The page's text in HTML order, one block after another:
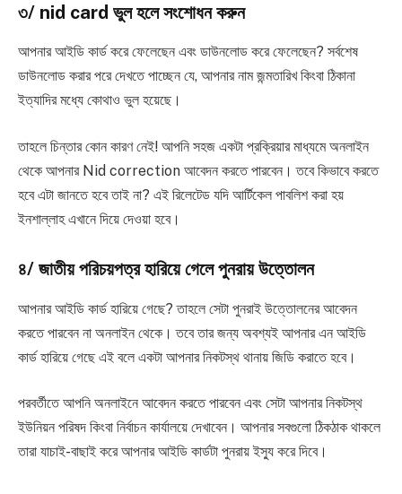
৩/ nid card ভুল হলে সংশোধন করুন
আপনার আইডি কার্ড করে ফেলেছেন এবং ডাউনলোড করে ফেলেছেন? সর্বশেষ
ডাউনলোড করার পরে দেখতে পাচ্ছেন যে, আপনার নাম জন্মতারিখ কিংবা ঠিকানা
ইত্যাদির মধ্যে কোথাও ভুল হয়েছে।
তাহলে চিন্তার কোন কারণ নেই! আপনি সহজ একটা প্রক্রিয়ার মাধ্যমে অনলাইন
থেকে আপনার Nid correction আবেদন করতে পারবেন। তবে কিভাবে করতে
হবে এটা জানতে হবে তাই না? এই রিলেটেড যদি আর্টিকেল পাবলিশ করা হয়
ইনশাল্লাহ এখানে দিয়ে দেওয়া হবে।
৪/ জাতীয় পরিচয়পত্র হারিয়ে গেলে পুনরায় উত্তোলন
আপনার আইডি কার্ড হারিয়ে গেছে? তাহলে সেটা পুনরাই উত্তোলনের আবেদন
করতে পারবেন না অনলাইন থেকে। তবে তার জন্য অবশ্যই আপনার এন আইডি
কার্ড হারিয়ে গেছে এই বলে একটা আপনার নিকটস্থ থানায় জিডি করাতে হবে।
পরবর্তীতে আপনি অনলাইনে আবেদন করতে পারবেন এবং সেটা আপনার নিকটস্থ
ইউনিয়ন পরিষদ কিংবা নির্বাচন কার্যালয়ে দেখাবেন। আপনার সবগুলো ঠিকঠাক থাকলে
তারা যাচাই-বাছাই করে আপনার আইডি কার্ডটা পুনরায় ইস্যু করে দিবে।